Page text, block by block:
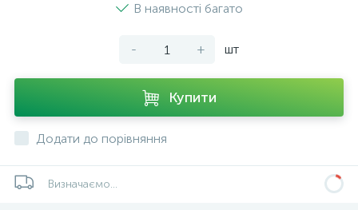
В наявності багато
- + шт
Купити
Додати до порівняння
Визначаємо...